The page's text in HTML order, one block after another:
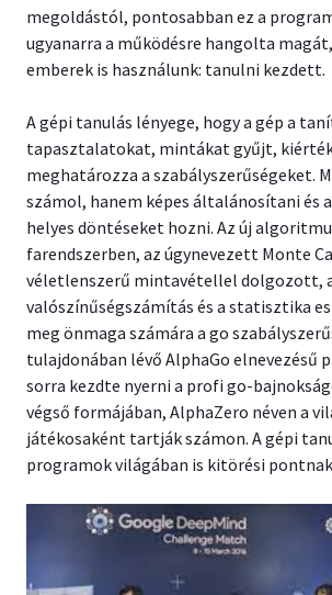
megoldástól, pontosabban ez a
ugyanarra a működésre hangolta
emberek is használunk: tanulni kezdett.
A gépi tanulás lényege, hogy a gép a
tapasztalatokat, mintákat gyűjt,
meghatározza a szabályszerűségeket.
számol, hanem képes általánosítani és
helyes döntéseket hozni. Az új
farendszerben, az úgynevezett Monte
véletlenszerű mintavétellel dolgozott,
valószínűségszámítás és a statisztika
meg önmaga számára a go
tulajdonában lévő AlphaGo elnevezésű
sorra kezdte nyerni a profi go-
végső formájában, AlphaZero néven a
játékosaként tartják számon. A gépi
programok világában is kitörési